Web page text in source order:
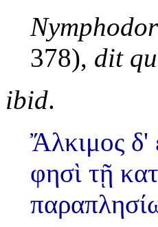
378), dit
ibid.
Ἄλκιμος δ'
φησὶ τῇ